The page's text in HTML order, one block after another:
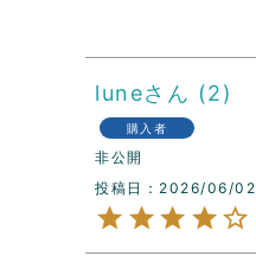
lune 2
購入者
非公開
投稿日
2026/06/02